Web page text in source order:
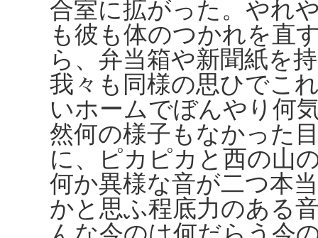
合室に拡がった。やれ
も彼も体のつかれを直
ら、弁当箱や新聞紙を
我々も同様の思ひでこ
いホームでぼんやり何
然何の様子もなかった
に、ピカピカと西の山
何か異様な音が二つ本
かと思ふ程底力のある